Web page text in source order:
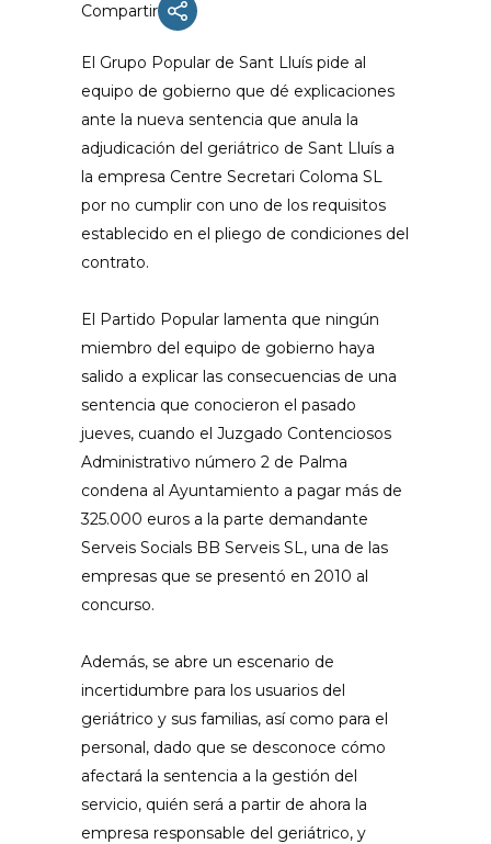
Compartir
El Grupo Popular de Sant Lluís pide al
equipo de gobierno que dé explicaciones
ante la nueva sentencia que anula la
adjudicación del geriátrico de Sant Lluís a
la empresa Centre Secretari Coloma SL
por no cumplir con uno de los requisitos
establecido en el pliego de condiciones del
contrato.
El Partido Popular lamenta que ningún
miembro del equipo de gobierno haya
salido a explicar las consecuencias de una
sentencia que conocieron el pasado
jueves, cuando el Juzgado Contenciosos
Administrativo número 2 de Palma
condena al Ayuntamiento a pagar más de
325.000 euros a la parte demandante
Serveis Socials BB Serveis SL, una de las
empresas que se presentó en 2010 al
concurso.
Además, se abre un escenario de
incertidumbre para los usuarios del
geriátrico y sus familias, así como para el
personal, dado que se desconoce cómo
afectará la sentencia a la gestión del
servicio, quién será a partir de ahora la
empresa responsable del geriátrico, y